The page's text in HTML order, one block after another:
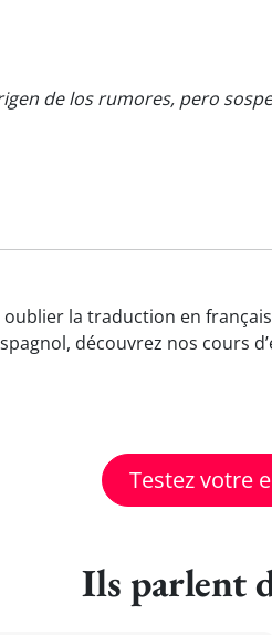
de los rumores, pero
la traduction en
découvrez nos cours
Testez votre
Ils parlent